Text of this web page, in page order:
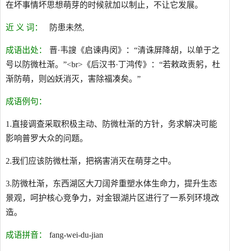
在坏事情坏思想萌芽的时候就加以制止，不让它发展。
近 义 词： 防患未然,
成语出处：
晋·韦謏《启谏冉闵》：“清诛屏降胡，以单于之
号以防微杜渐。”<br>《后汉书·丁鸿传》：“若敕政责躬，杜
渐防萌，则凶妖消灭，害除福凑矣。”
成语例句：
1.直接调查采取积极主动、防微杜渐的方针，务求解决可能
影响普罗大众的问题。
2.我们应该防微杜渐，把祸害消灭在萌芽之中。
3.防微杜渐，东西湖区大刀阔斧重塑水体生命力，提升生态
景观，呵护核心竞争力，对金银湖片区进行了一系列环境改
造。
成语拼音： fang-wei-du-jian